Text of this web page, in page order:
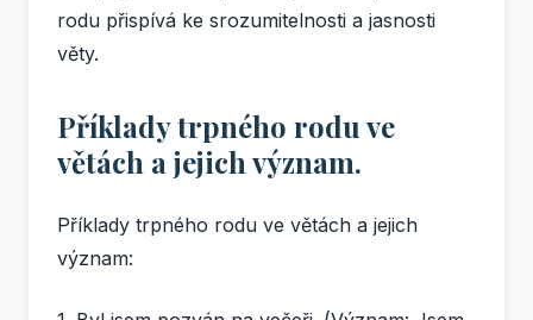
rodu přispívá ke srozumitelnosti a jasnosti
věty.
Příklady trpného rodu ve
větách a jejich význam.
Příklady trpného rodu ve větách a jejich
význam: